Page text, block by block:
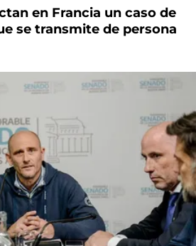
en Francia un caso de
se transmite de persona